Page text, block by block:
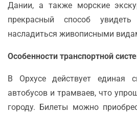
Дании, а также морские
прекрасный способ
насладиться живописными
Особенности транспортной
В Орхусе действует единая
автобусов и трамваев, что
городу. Билеты можно